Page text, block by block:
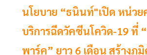
นโยบาย “ธนินท์"เปิด หน่วย
บริการฉีดวัคซีนโควิด-19 ที่
พาร์ค” ยาว 6 เดือน สร้างภู